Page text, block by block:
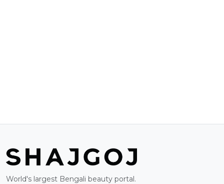
World's largest Bengali beauty portal.